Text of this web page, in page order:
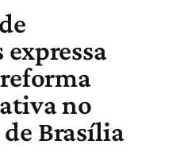
no
Brasília